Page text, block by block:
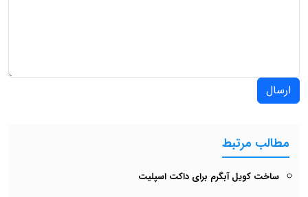
ارسال
مطالب مرتبط
ساخت کویل آبگرم برای داکت اسپلیت